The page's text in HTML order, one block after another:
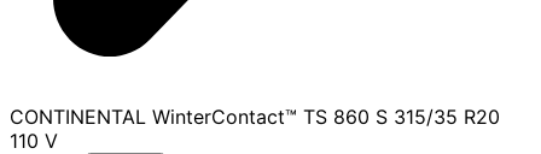
CONTINENTAL WinterContact™ TS 860 S 315/35 R20
110 V